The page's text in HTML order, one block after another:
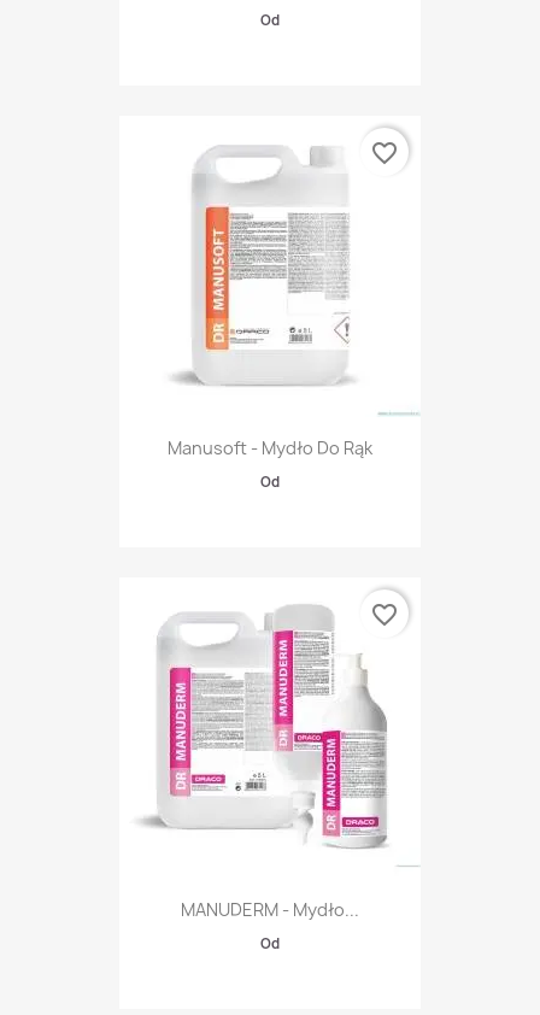
Od
Manusoft - Mydło Do Rąk
Od
favorite_border
MANUDERM - Mydło...
Od
favorite_border